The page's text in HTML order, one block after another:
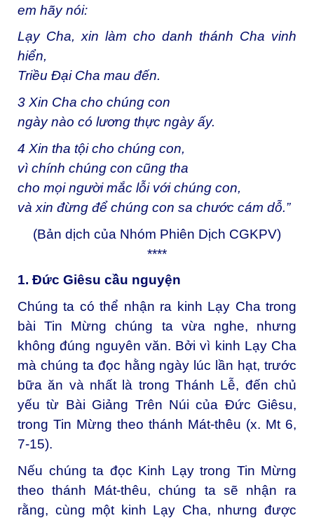
em hãy nói:
Lạy Cha, xin làm cho danh thánh Cha vinh
hiển,
Triều Đại Cha mau đến.
3 Xin Cha cho chúng con
ngày nào có lương thực ngày ấy.
4 Xin tha tội cho chúng con,
vì chính chúng con cũng tha
cho mọi người mắc lỗi với chúng con,
và xin đừng để chúng con sa chước cám dỗ.”
(Bản dịch của Nhóm Phiên Dịch CGKPV)
****
1. Đức Giêsu cầu nguyện
Chúng ta có thể nhận ra kinh Lạy Cha trong
bài Tin Mừng chúng ta vừa nghe, nhưng
không đúng nguyên văn. Bởi vì kinh Lạy Cha
mà chúng ta đọc hằng ngày lúc lần hạt, trước
bữa ăn và nhất là trong Thánh Lễ, đến chủ
yếu từ Bài Giảng Trên Núi của Đức Giêsu,
trong Tin Mừng theo thánh Mát-thêu (x. Mt 6,
7-15).
Nếu chúng ta đọc Kinh Lạy trong Tin Mừng
theo thánh Mát-thêu, chúng ta sẽ nhận ra
rằng, cùng một kinh Lạy Cha, nhưng được